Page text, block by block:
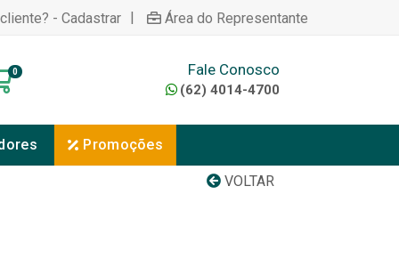
- Cadastrar | Área do Representante
0 Fale Conosco
(62) 4014-4700
Promoções
VOLTAR